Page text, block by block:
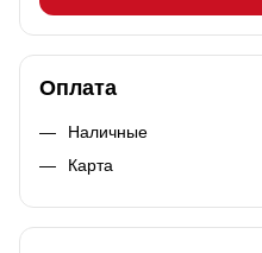
Оплата
Наличные
Карта